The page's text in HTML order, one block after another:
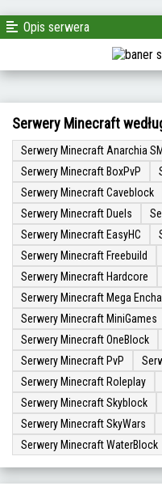
Opis serwera
Serwery Minecraft
Serwery Minecraft Anarchia
Serwery Minecraft BoxPvP
Serwery Minecraft Caveblock
Serwery Minecraft Duels
Serwery Minecraft EasyHC
Serwery Minecraft Freebuild
Serwery Minecraft Hardcore
Serwery Minecraft Mega
Serwery Minecraft MiniGames
Serwery Minecraft OneBlock
Serwery Minecraft PvP
Serwery Minecraft Roleplay
Serwery Minecraft Skyblock
Serwery Minecraft SkyWars
Serwery Minecraft WaterBlock